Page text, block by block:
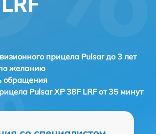
прицела Pulsar до 3 лет
желанию
обращения
Pulsar XP 38F LRF от 35 минут